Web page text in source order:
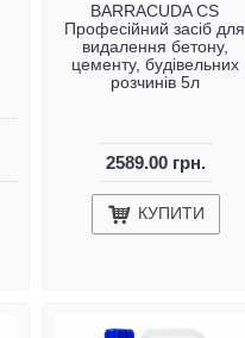
BARRACUDA CS
Професійний засіб для
видалення бетону,
цементу, будівельних
розчинів 5л
2589.00 грн.
КУПИТИ